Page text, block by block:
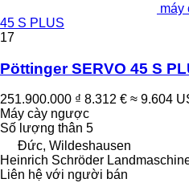
máy
45 S PLUS
17
Pöttinger SERVO 45 S
251.900.000 ₫ 8.312 € ≈ 9.604
Máy cày ngược
Số lượng thân 5
Đức, Wildeshausen
Heinrich Schröder
Liên hệ với người bán